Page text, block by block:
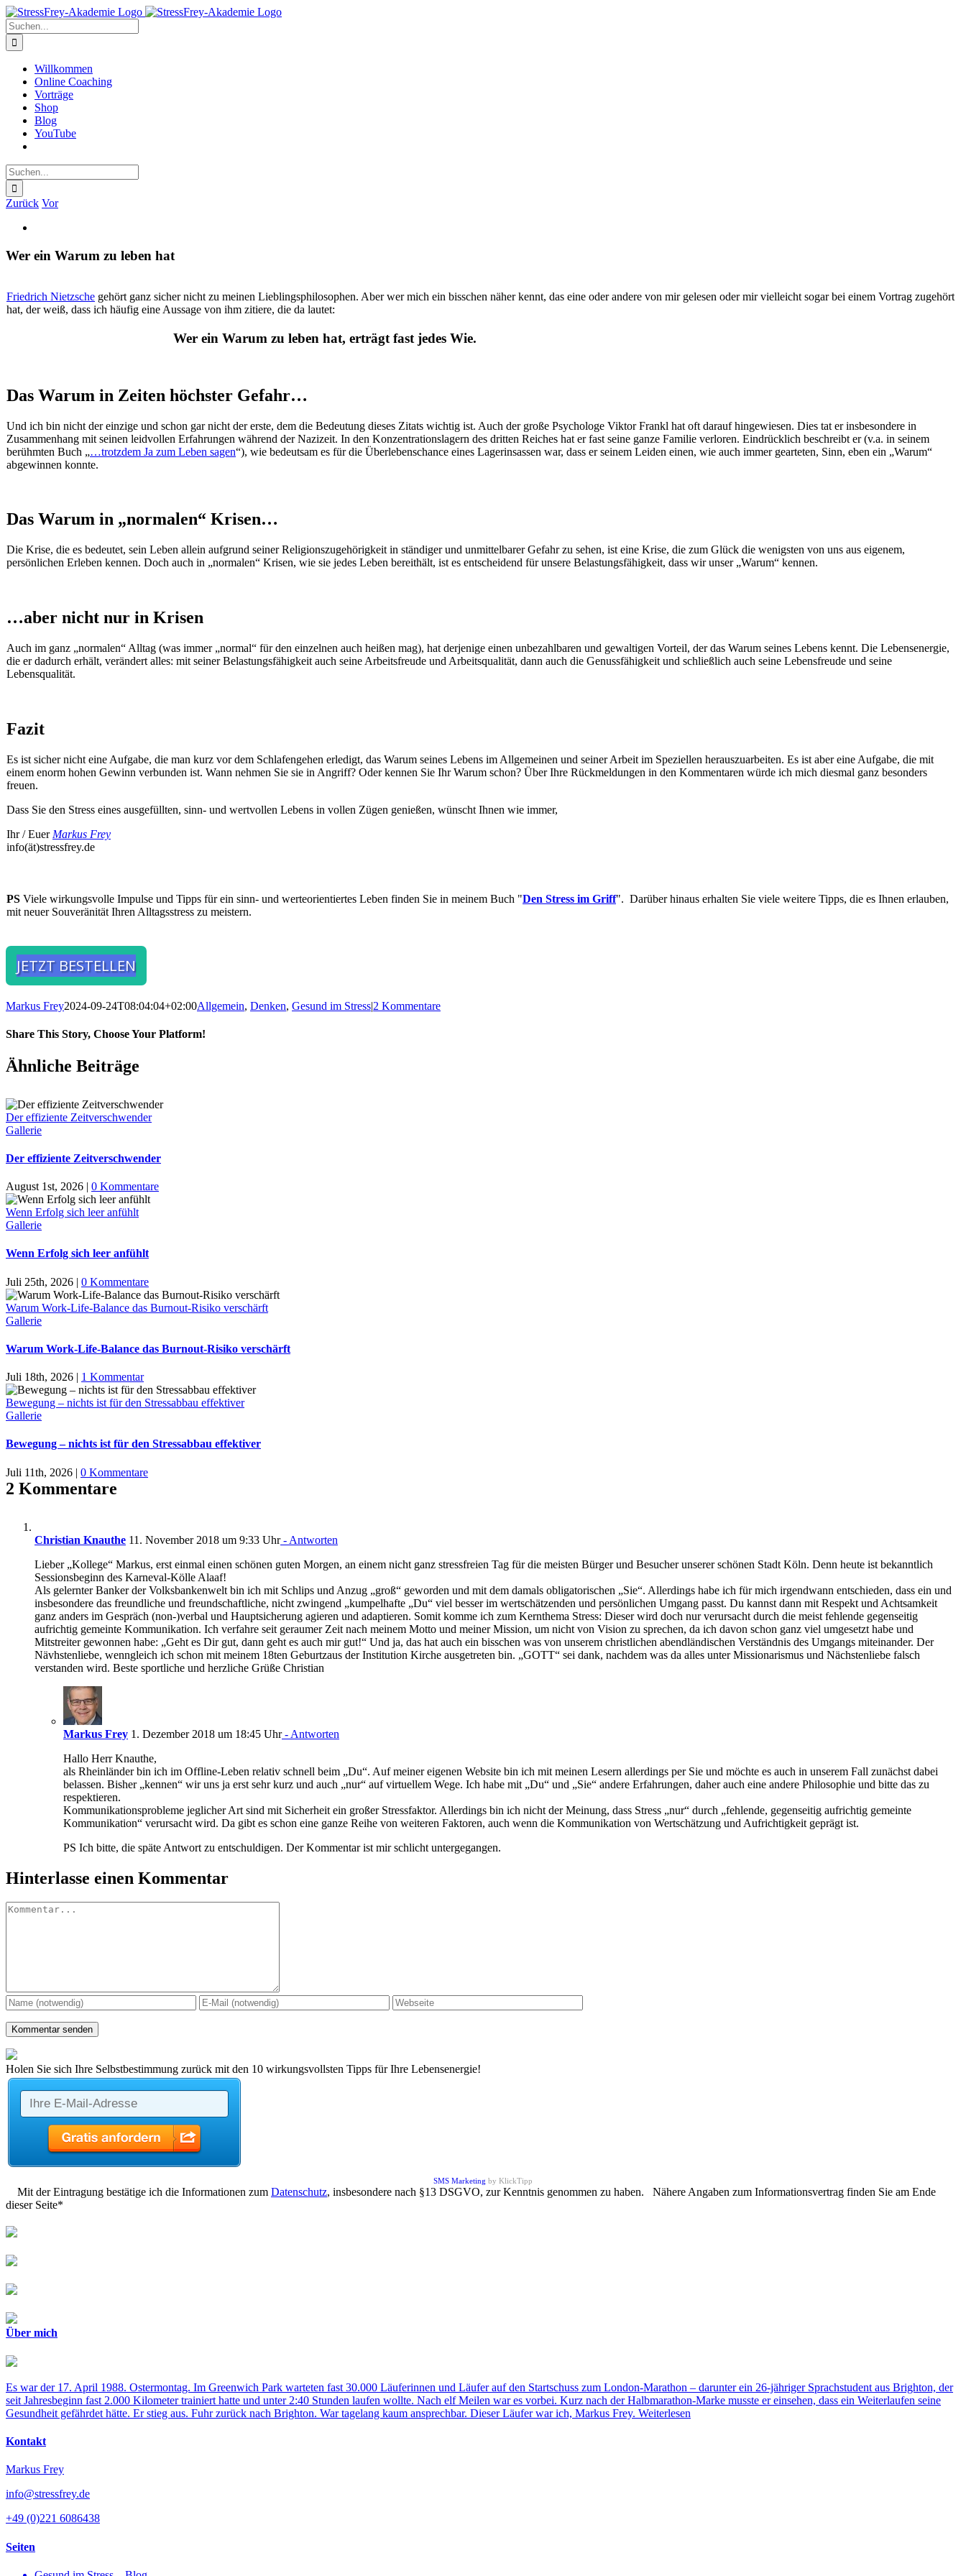
Zum
Inhalt
springen
Suche
nach:
Willkommen
Online Coaching
Vorträge
Shop
Blog
YouTube
Suche
nach:
Zurück Vor
Bild
Wer ein Warum zu leben hat
Friedrich Nietzsche gehört ganz sicher nicht zu meinen Lieblingsphilosophen. Aber wer mich ein bisschen näher kennt, das eine oder andere von mir gelesen oder mir vielleicht sogar bei einem Vortrag zugehört
hat, der weiß, dass ich häufig eine Aussage von ihm zitiere, die da lautet:
Wer ein Warum zu leben hat, erträgt fast jedes Wie.
Das Warum in Zeiten höchster Gefahr…
Und ich bin nicht der einzige und schon gar nicht der erste, dem die Bedeutung dieses Zitats wichtig ist. Auch der große Psychologe Viktor Frankl hat oft darauf hingewiesen. Dies tat er insbesondere in
Zusammenhang mit seinen leidvollen Erfahrungen während der Nazizeit. In den Konzentrationslagern des dritten Reiches hat er fast seine ganze Familie verloren. Eindrücklich beschreibt er (v.a. in seinem
berühmten Buch „…trotzdem Ja zum Leben sagen“), wie bedeutsam es für die Überlebenschance eines Lagerinsassen war, dass er seinem Leiden einen, wie auch immer gearteten, Sinn, eben ein „Warum“
abgewinnen konnte.
Das Warum in „normalen“ Krisen…
Die Krise, die es bedeutet, sein Leben allein aufgrund seiner Religionszugehörigkeit in ständiger und unmittelbarer Gefahr zu sehen, ist eine Krise, die zum Glück die wenigsten von uns aus eigenem,
persönlichen Erleben kennen. Doch auch in „normalen“ Krisen, wie sie jedes Leben bereithält, ist es entscheidend für unsere Belastungsfähigkeit, dass wir unser „Warum“ kennen.
…aber nicht nur in Krisen
Auch im ganz „normalen“ Alltag (was immer „normal“ für den einzelnen auch heißen mag), hat derjenige einen unbezahlbaren und gewaltigen Vorteil, der das Warum seines Lebens kennt. Die Lebensenergie,
die er dadurch erhält, verändert alles: mit seiner Belastungsfähigkeit auch seine Arbeitsfreude und Arbeitsqualität, dann auch die Genussfähigkeit und schließlich auch seine Lebensfreude und seine
Lebensqualität.
Fazit
Es ist sicher nicht eine Aufgabe, die man kurz vor dem Schlafengehen erledigt, das Warum seines Lebens im Allgemeinen und seiner Arbeit im Speziellen herauszuarbeiten. Es ist aber eine Aufgabe, die mit
einem enorm hohen Gewinn verbunden ist. Wann nehmen Sie sie in Angriff? Oder kennen Sie Ihr Warum schon? Über Ihre Rückmeldungen in den Kommentaren würde ich mich diesmal ganz besonders
freuen.
Dass Sie den Stress eines ausgefüllten, sinn- und wertvollen Lebens in vollen Zügen genießen, wünscht Ihnen wie immer,
Ihr / Euer Markus Frey
info(ät)stressfrey.de
PS Viele wirkungsvolle Impulse und Tipps für ein sinn- und werteorientiertes Leben finden Sie in meinem Buch "Den Stress im Griff". Darüber hinaus erhalten Sie viele weitere Tipps, die es Ihnen erlauben,
mit neuer Souveränität Ihren Alltagsstress zu meistern.
JETZT BESTELLEN
Markus Frey2024-09-24T08:04:04+02:00Allgemein, Denken, Gesund im Stress|2 Kommentare
Share This Story, Choose Your Platform!
Ähnliche Beiträge
Der effiziente Zeitverschwender
Gallerie
Der effiziente Zeitverschwender
August 1st, 2026 | 0 Kommentare
Wenn Erfolg sich leer anfühlt
Gallerie
Wenn Erfolg sich leer anfühlt
Juli 25th, 2026 | 0 Kommentare
Warum Work-Life-Balance das Burnout-Risiko verschärft
Gallerie
Warum Work-Life-Balance das Burnout-Risiko verschärft
Juli 18th, 2026 | 1 Kommentar
Bewegung – nichts ist für den Stressabbau effektiver
Gallerie
Bewegung – nichts ist für den Stressabbau effektiver
Juli 11th, 2026 | 0 Kommentare
2 Kommentare
Christian Knauthe 11. November 2018 um 9:33 Uhr- Antworten
Lieber „Kollege“ Markus, erst einmal einen schönen guten Morgen, an einem nicht ganz stressfreien Tag für die meisten Bürger und Besucher unserer schönen Stadt Köln. Denn heute ist bekanntlich
Sessionsbeginn des Karneval-Kölle Alaaf!
Als gelernter Banker der Volksbankenwelt bin ich mit Schlips und Anzug „groß“ geworden und mit dem damals obligatorischen „Sie“. Allerdings habe ich für mich irgendwann entschieden, dass ein und
insbesondere das freundliche und freundschaftliche, nicht zwingend „kumpelhafte „Du“ viel besser im wertschätzenden und persönlichen Umgang passt. Du kannst dann mit Respekt und Achtsamkeit
ganz anders im Gespräch (non-)verbal und Hauptsicherung agieren und adaptieren. Somit komme ich zum Kernthema Stress: Dieser wird doch nur verursacht durch die meist fehlende gegenseitig
aufrichtig gemeinte Kommunikation. Ich verfahre seit geraumer Zeit nach meinem Motto und meiner Mission, um nicht von Vision zu sprechen, da ich davon schon ganz viel umgesetzt habe und
Mitstreiter gewonnen habe: „Geht es Dir gut, dann geht es auch mir gut!“ Und ja, das hat auch ein bisschen was von unserem christlichen abendländischen Verständnis des Umgangs miteinander. Der
Nävhstenliebe, wenngleich ich schon mit meinem 18ten Geburtzaus der Institution Kirche ausgetreten bin. „GOTT“ sei dank, nachdem was da alles unter Missionarismus und Nächstenliebe falsch
verstanden wird. Beste sportliche und herzliche Grüße Christian
Markus Frey 1. Dezember 2018 um 18:45 Uhr- Antworten
Hallo Herr Knauthe,
als Rheinländer bin ich im Offline-Leben relativ schnell beim „Du“. Auf meiner eigenen Website bin ich mit meinen Lesern allerdings per Sie und möchte es auch in unserem Fall zunächst dabei
belassen. Bisher „kennen“ wir uns ja erst sehr kurz und auch „nur“ auf virtuellem Wege. Ich habe mit „Du“ und „Sie“ andere Erfahrungen, daher auch eine andere Philosophie und bitte das zu
respektieren.
Kommunikationsprobleme jeglicher Art sind mit Sicherheit ein großer Stressfaktor. Allerdings bin ich nicht der Meinung, dass Stress „nur“ durch „fehlende, gegenseitig aufrichtig gemeinte
Kommunikation“ verursacht wird. Da gibt es schon eine ganze Reihe von weiteren Faktoren, auch wenn die Kommunikation von Wertschätzung und Aufrichtigkeit geprägt ist.
PS Ich bitte, die späte Antwort zu entschuldigen. Der Kommentar ist mir schlicht untergegangen.
Hinterlasse einen Kommentar
Kommentar
Holen Sie sich Ihre Selbstbestimmung zurück mit den 10 wirkungsvollsten Tipps für Ihre Lebensenergie!
SMS Marketing by KlickTipp
Mit der Eintragung bestätige ich die Informationen zum Datenschutz, insbesondere nach §13 DSGVO, zur Kenntnis genommen zu haben. Nähere Angaben zum Informationsvertrag finden Sie am Ende
dieser Seite*
Über mich
Es war der 17. April 1988. Ostermontag. Im Greenwich Park warteten fast 30.000 Läuferinnen und Läufer auf den Startschuss zum London-Marathon – darunter ein 26-jähriger Sprachstudent aus Brighton, der
seit Jahresbeginn fast 2.000 Kilometer trainiert hatte und unter 2:40 Stunden laufen wollte. Nach elf Meilen war es vorbei. Kurz nach der Halbmarathon-Marke musste er einsehen, dass ein Weiterlaufen seine
Gesundheit gefährdet hätte. Er stieg aus. Fuhr zurück nach Brighton. War tagelang kaum ansprechbar. Dieser Läufer war ich, Markus Frey. Weiterlesen
Kontakt
Markus Frey
info@stressfrey.de
+49 (0)221 6086438
Seiten